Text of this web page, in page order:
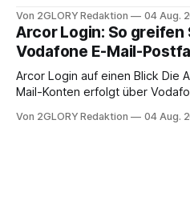
abwesenheiten und die
Ihr personal digital zu
erfahren Sie alles, was Sie für
brauchen, von der Registrierung
Von 2GLORY Redaktion 04 Aug.
Arcor Login: So greifen
Vodafone E-Mail-
Arcor Login auf einen Blick Die Anmeldung für alte Arcor-E-
Mail-Konten erfolgt über
besitzt, loggt sich heute über
Von 2GLORY Redaktion 04 Aug.